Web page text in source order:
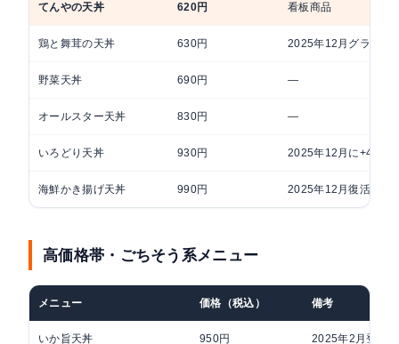
てんやの天丼 620円 看板商品
鶏と舞茸の天丼 630円 2025年12月グランド
野菜天丼 690円 —
オールスター天丼 830円 —
いろどり天丼 930円 2025年12月に+40円
海鮮かき揚げ天丼 990円 2025年12月復活
高価格帯・ごちそう系メニュー
メニュー 価格（税込） 備考
いか旨天丼 950円 2025年2月登場